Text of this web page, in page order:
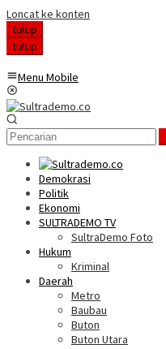
Loncat ke konten
tutup
tutup
Menu Mobile
Demokrasi
Politik
Ekonomi
SULTRADEMO TV
SultraDemo Foto
Hukum
Kriminal
Daerah
Metro
Baubau
Buton
Buton Utara